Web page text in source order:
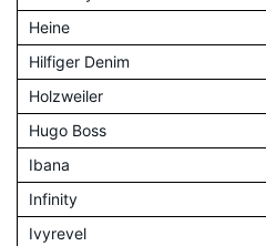
Heine
Hilfiger Denim
Holzweiler
Hugo Boss
Ibana
Infinity
Ivyrevel